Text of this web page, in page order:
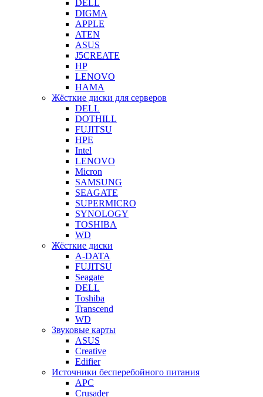
DELL
DIGMA
APPLE
ATEN
ASUS
J5CREATE
HP
LENOVO
HAMA
Жёсткие диски для серверов
DELL
DOTHILL
FUJITSU
HPE
Intel
LENOVO
Micron
SAMSUNG
SEAGATE
SUPERMICRO
SYNOLOGY
TOSHIBA
WD
Жёсткие диски
A-DATA
FUJITSU
Seagate
DELL
Toshiba
Transcend
WD
Звуковые карты
ASUS
Creative
Edifier
Источники бесперебойного питания
APC
Crusader